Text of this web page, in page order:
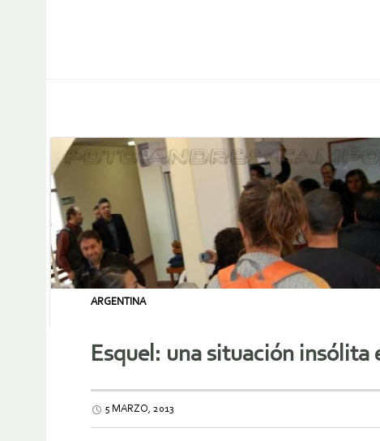
ARGENTINA
Esquel: una situación
5 MARZO, 2013